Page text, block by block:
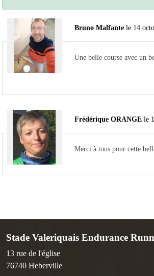
Bruno Malfante le 14
Une belle course avec un
Frédérique ORANGE le
Merci à tous pour cette
Stade Valeriquais Endurance
13 rue de l'église
76740 Heberville